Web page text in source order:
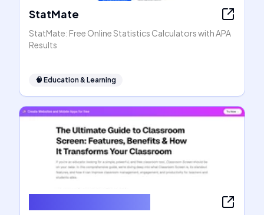
StatMate
StatMate: Free Online Statistics Calculators with APA
Results
🧠 Education & Learning